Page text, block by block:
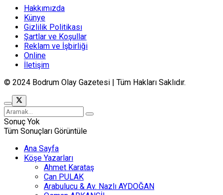
Hakkımızda
Künye
Gizlilik Politikası
Şartlar ve Koşullar
Reklam ve İşbirliği
Online
İletişim
© 2024 Bodrum Olay Gazetesi | Tüm Hakları Saklıdır.
Sonuç Yok
Tüm Sonuçları Görüntüle
Ana Sayfa
Köşe Yazarları
Ahmet Karataş
Can PULAK
Arabulucu & Av. Nazlı AYDOĞAN